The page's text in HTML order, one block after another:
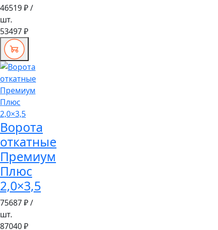
46519 ₽/
шт.
53497 ₽
Ворота
откатные
Премиум
Плюс
2,0×3,5
75687 ₽/
шт.
87040 ₽